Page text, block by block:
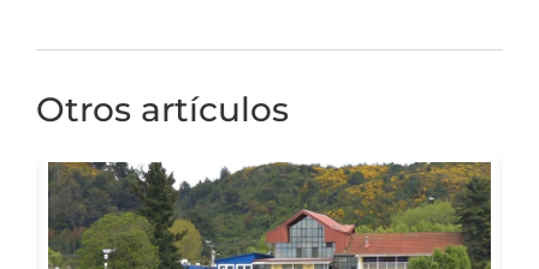
Otros artículos